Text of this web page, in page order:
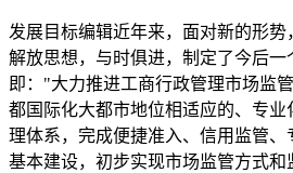
发展目标编辑近年来，面对新的形
解放思想，与时俱进，制定了今后一
即："大力推进工商行政管理市场监
都国际化大都市地位相适应的、专
理体系，完成便捷准入、信用监管、
基本建设，初步实现市场监管方式